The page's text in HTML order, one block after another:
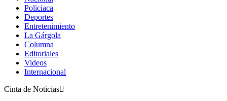
Policiaca
Deportes
Entretenimiento
La Gárgola
Columna
Editoriales
Videos
Internacional
Cinta de Noticias